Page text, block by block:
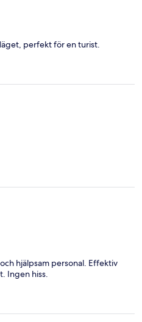
perfekt för en turist.
hjälpsam personal. Effektiv
Ingen hiss.